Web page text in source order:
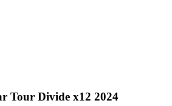
Tour Divide x12 2024